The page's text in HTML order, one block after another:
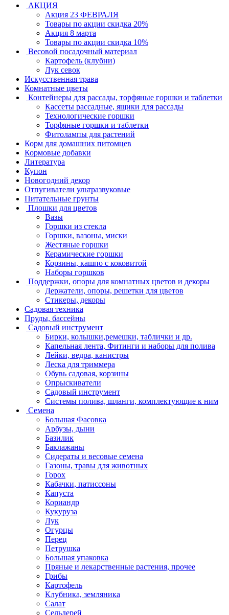
АКЦИЯ
Акция 23 ФЕВРАЛЯ
Товары по акции скидка 20%
Акция 8 марта
Товары по акции скидка 10%
Весовой посадочный материал
Картофель (клубни)
Лук севок
Искусственная трава
Комнатные цветы
Контейнеры для рассады, торфяные горшки и таблетки
Кассеты рассадные, ящики для рассады
Технологические горшки
Торфяные горшки и таблетки
Фитолампы для растений
Корм для домашних питомцев
Кормовые добавки
Литература
Купон
Новогодний декор
Отпугиватели ультразвуковые
Питательные грунты
Плошки для цветов
Вазы
Горшки из стекла
Горшки, вазоны, миски
Жестяные горшки
Керамические горшки
Корзины, кашпо с коковитой
Наборы горшков
Поддержки, опоры для комнатных цветов и декоры
Держатели, опоры, решетки для цветов
Стикеры, декоры
Садовая техника
Пруды, бассейны
Садовый инструмент
Бирки, колышки,ремешки, таблички и др.
Капельная лента, Фитинги и наборы для полива
Лейки, ведра, канистры
Леска для триммера
Обувь садовая, корзины
Опрыскиватели
Садовый инструмент
Системы полива, шланги, комплектующие к ним
Семена
Большая Фасовка
Арбузы, дыни
Базилик
Баклажаны
Сидераты и весовые семена
Газоны, травы для животных
Горох
Кабачки, патиссоны
Капуста
Кориандр
Кукуруза
Лук
Огурцы
Перец
Петрушка
Большая упаковка
Пряные и лекарственные растения, прочее
Грибы
Картофель
Клубника, земляника
Салат
Сельдерей